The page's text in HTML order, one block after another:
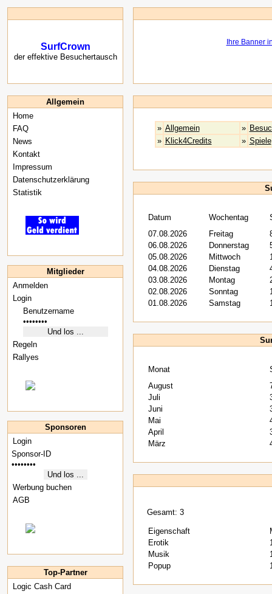
SurfCrown
der effektive Besuchertausch
Allgemein
Home
FAQ
News
Kontakt
Impressum
Datenschutzerklärung
Statistik
Mitglieder
Anmelden
Login
Regeln
Rallyes
Sponsoren
Login
Werbung buchen
AGB
Top-Partner
Logic Cash Card
» Allgemein »
» Klick4Credits » Spiele
Datum Wochentag
07.08.2026
Freitag
06.08.2026
Donnerstag
05.08.2026
Mittwoch
04.08.2026
Dienstag
03.08.2026
Montag
02.08.2026
Sonntag
01.08.2026
Samstag
Monat
August
Juli
Juni
Mai
April
März
Gesamt: 3
Eigenschaft
Erotik
Musik
Popup